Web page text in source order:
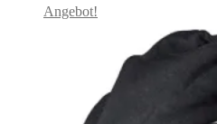
Angebot!